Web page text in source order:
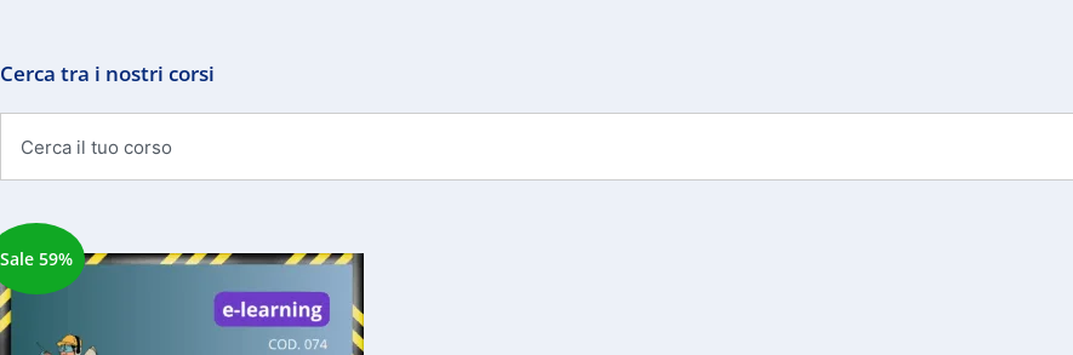
Cerca tra i nostri corsi
Sale 59% Il
prezzo
€449,00.
Il